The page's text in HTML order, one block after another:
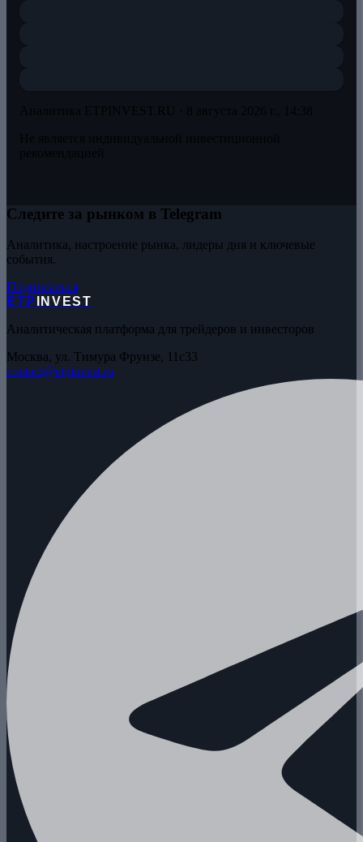
Следите за рынком в Telegram
Аналитика, настроение рынка, лидеры дня и ключевые
события.
Подписаться
ETP
INVEST
Аналитическая платформа для трейдеров и инвесторов
Москва, ул. Тимура Фрунзе, 11с33
contact@etpinvest.ru